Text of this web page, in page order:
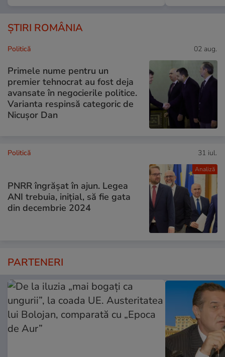
ȘTIRI ROMÂNIA
Politică 02 aug.
Primele nume pentru un
premier tehnocrat au fost deja
avansate în negocierile politice.
Varianta respinsă categoric de
Nicușor Dan
Analiză
Politică 31 iul.
PNRR îngrășat în ajun. Legea
ANI trebuia, inițial, să fie gata
din decembrie 2024
PARTENERI